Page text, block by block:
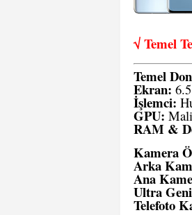
√ Temel
Temel
Ekran:
İşlemci:
GPU:
RAM &
Kamera
Arka
Ana
Ultra
Telefoto